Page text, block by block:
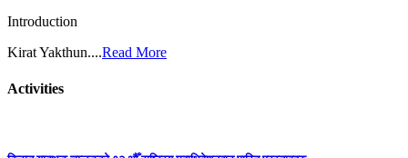
Introduction
Kirat Yakthun....Read More
Activities